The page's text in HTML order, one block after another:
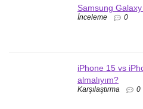
Samsung
İnceleme 0
iPhone 15 vs
almalıyım?
Karşılaştırma 0